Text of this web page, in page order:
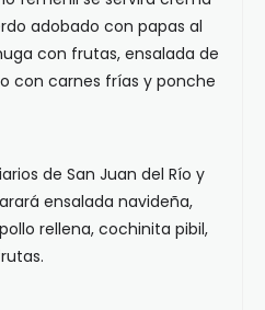
adobado con papas al
con frutas, ensalada de
con carnes frías y ponche
de San Juan del Río y
ensalada navideña,
rellena, cochinita pibil,